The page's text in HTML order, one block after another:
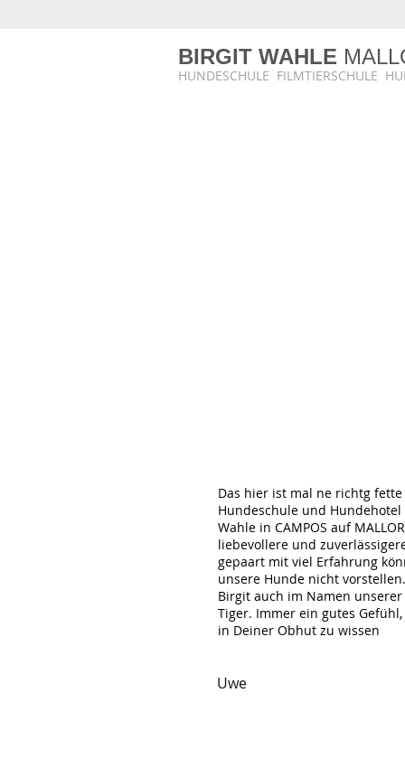
BIRGIT WAHLE
HUNDESCHULE FILMTIERSCHULE
Das hier ist mal ne richtg
Hundeschule und
Wahle in CAMPOS auf
liebevollere und
gepaart mit viel Erfahrung
unsere Hunde nicht
Birgit auch im Namen
Tiger. Immer ein gutes
in Deiner Obhut zu wissen
Uwe